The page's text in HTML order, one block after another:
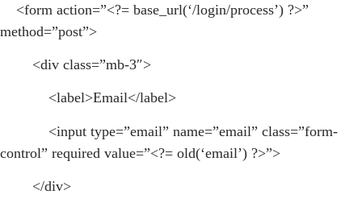
<form action=”<?= base_url(‘/login/process’) ?>”
method=”post”>
<div class=”mb-3″>
<label>Email</label>
<input type=”email” name=”email” class=”form-
control” required value=”<?= old(‘email’) ?>”>
</div>